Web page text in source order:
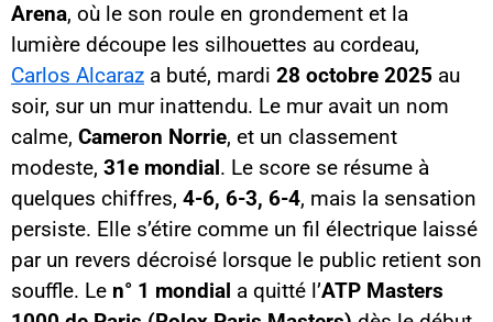
Arena, où le son roule en grondement et la
lumière découpe les silhouettes au cordeau,
Carlos Alcaraz a buté, mardi 28 octobre 2025 au
soir, sur un mur inattendu. Le mur avait un nom
calme, Cameron Norrie, et un classement
modeste, 31e mondial. Le score se résume à
quelques chiffres, 4-6, 6-3, 6-4, mais la sensation
persiste. Elle s’étire comme un fil électrique laissé
par un revers décroisé lorsque le public retient son
souffle. Le n° 1 mondial a quitté l’ATP Masters